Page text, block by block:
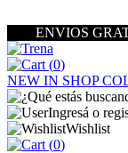
ENVIOS
(0)
NEW IN SHOP
Ingresá o
Wishlist
(0)